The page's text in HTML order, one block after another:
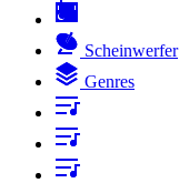
Scheinwerfer
Genres